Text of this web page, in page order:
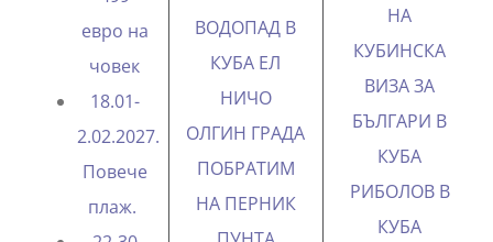
евро на
човек
18.01-
2.02.2027.
Повече
плаж.
ВОДОПАД В
КУБА ЕЛ
НИЧО
ОЛГИН ГРАДА
ПОБРАТИМ
НА ПЕРНИК
НА
КУБИНСКА
ВИЗА ЗА
БЪЛГАРИ В
КУБА
РИБОЛОВ В
КУБА